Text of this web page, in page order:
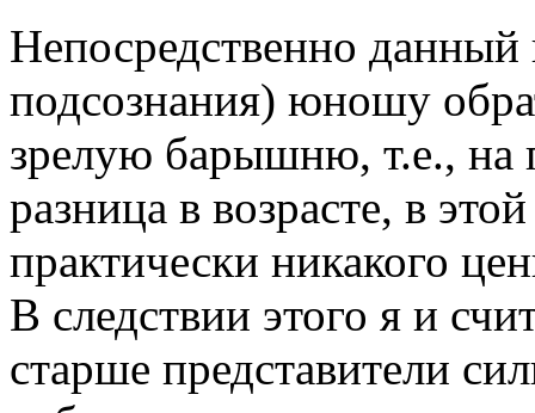
Непосредственно
подсознания) юношу
зрелую барышню, т.е., на
разница в возрасте, в
практически никакого
В следствии этого я и
старше представители